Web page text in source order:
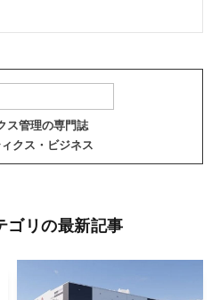
ス管理の専門誌
クス・ビジネス
ゴリの最新記事